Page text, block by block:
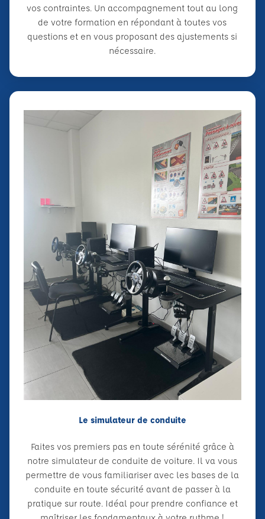
vos contraintes. Un accompagnement tout au long
de votre formation en répondant à toutes vos
questions et en vous proposant des ajustements si
nécessaire.
Le simulateur de conduite
Faites vos premiers pas en toute sérénité grâce à
notre simulateur de conduite de voiture. Il va vous
permettre de vous familiariser avec les bases de la
conduite en toute sécurité avant de passer à la
pratique sur route. Idéal pour prendre confiance et